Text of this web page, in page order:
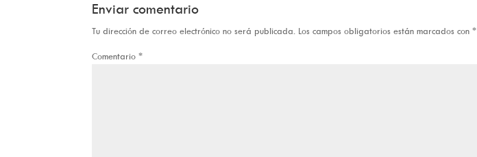
Enviar comentario
Tu dirección de correo electrónico no será publicada. Los campos obligatorios están marcados con*
Comentario*